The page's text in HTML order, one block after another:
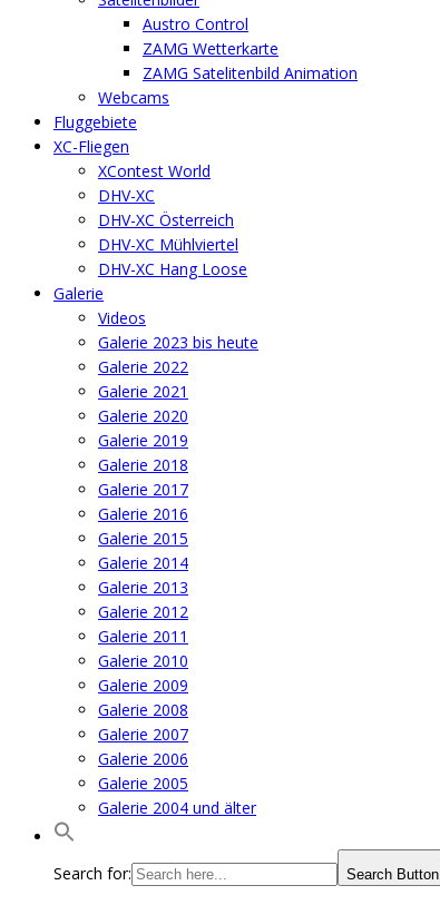
Austro Control
ZAMG Wetterkarte
ZAMG Satelitenbild Animation
Webcams
Fluggebiete
XC-Fliegen
XContest World
DHV-XC
DHV-XC Österreich
DHV-XC Mühlviertel
DHV-XC Hang Loose
Galerie
Videos
Galerie 2023 bis heute
Galerie 2022
Galerie 2021
Galerie 2020
Galerie 2019
Galerie 2018
Galerie 2017
Galerie 2016
Galerie 2015
Galerie 2014
Galerie 2013
Galerie 2012
Galerie 2011
Galerie 2010
Galerie 2009
Galerie 2008
Galerie 2007
Galerie 2006
Galerie 2005
Galerie 2004 und älter
Search for: Search Button